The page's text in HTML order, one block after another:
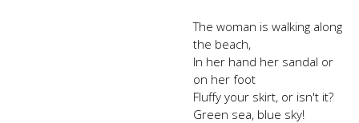
The woman is walking along
the beach,
In her hand her sandal or
on her foot
Fluffy your skirt, or isn't it?
Green sea, blue sky!